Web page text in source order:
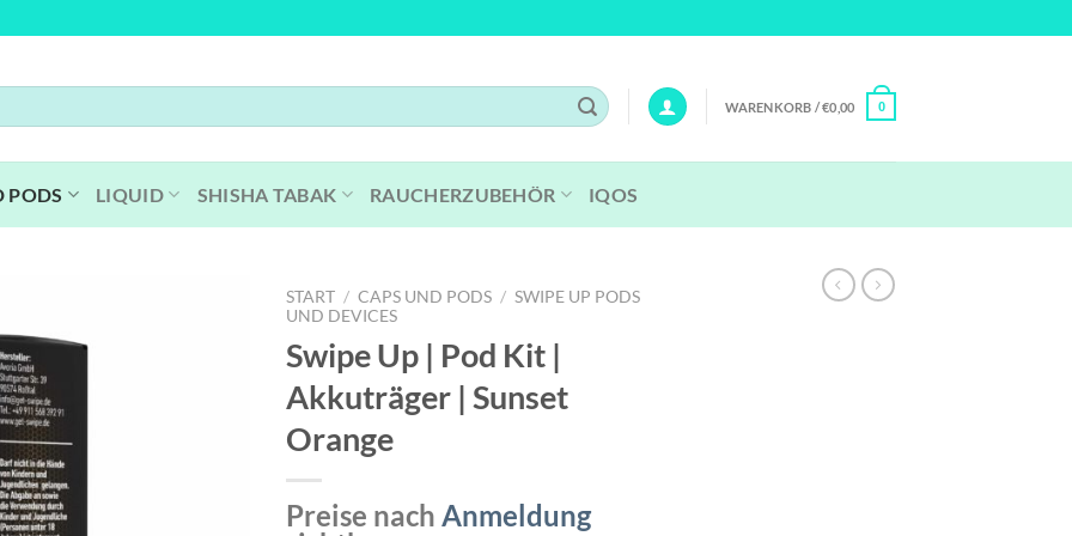
WARENKORB /€0,00 0
PODS LIQUID SHISHA TABAK RAUCHERZUBEHÖR IQOS
START / CAPS UND PODS / SWIPE UP PODS
UND DEVICES
Swipe Up | Pod Kit |
Akkuträger | Sunset
Orange
Preise nach Anmeldung